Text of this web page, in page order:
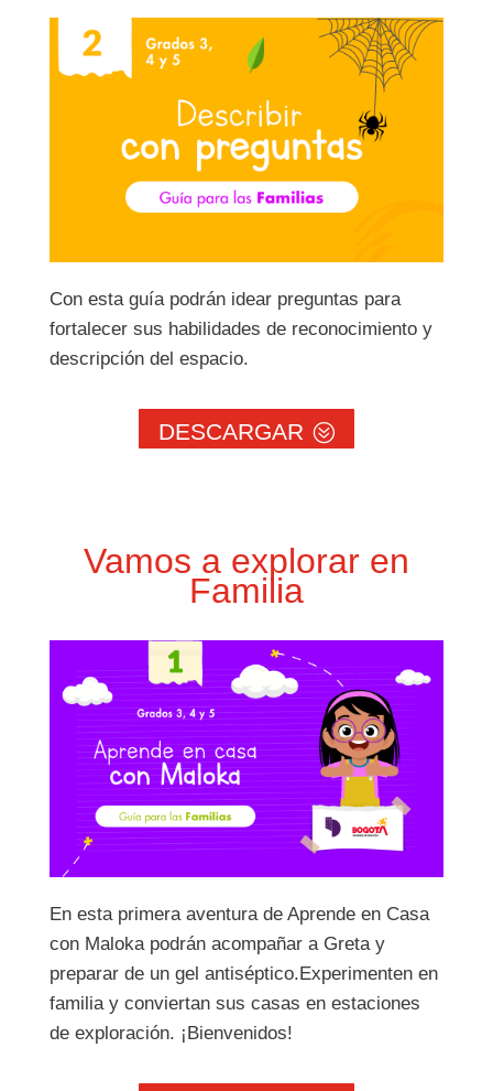
Con esta guía podrán idear preguntas para
fortalecer sus habilidades de reconocimiento y
descripción del espacio.
DESCARGAR
Vamos a explorar en
Familia
En esta primera aventura de Aprende en Casa
con Maloka podrán acompañar a Greta y
preparar de un gel antiséptico.Experimenten en
familia y conviertan sus casas en estaciones
de exploración. ¡Bienvenidos!